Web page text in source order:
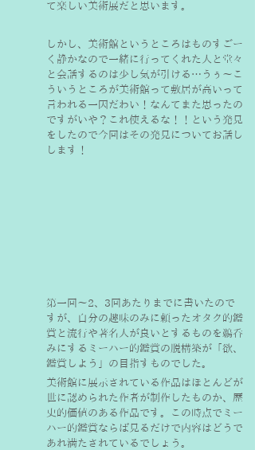
て楽しい美術展だと思います。
しかし、美術館というところはものすごー
く静かなので一緒に行ってくれた人と堂々
と会話するのは少し気が引ける…うぅ〜こ
ういうところが美術館って敷居が高いって
言われる一因だわい！なんてまた思ったの
ですがいや？これ使えるな！！という発見
をしたので今回はその発見についてお話し
します！
第一回〜2、3回あたりまでに書いたので
すが、自分の趣味のみに頼ったオタク的鑑
賞と流行や著名人が良いとするものを鵜呑
みにするミーハー的鑑賞の脱構築が「欲、
鑑賞しよう」の目指すものでした。
美術館に展示されている作品はほとんどが
世に認められた作者が制作したものか、歴
史的価値のある作品です。この時点でミー
ハー的鑑賞ならば見るだけで内容はどうで
あれ満たされているでしょう。